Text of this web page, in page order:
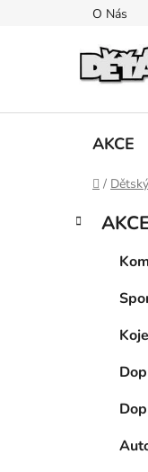
O Nás
AKCE
Domů
/
PPřeskočit
kategorie
K
a